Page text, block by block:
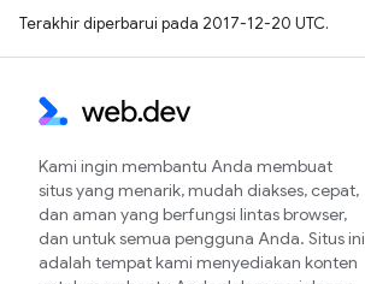
Terakhir diperbarui pada 2017-12-20 UTC.
Kami ingin membantu Anda membuat
situs yang menarik, mudah diakses, cepat,
dan aman yang berfungsi lintas browser,
dan untuk semua pengguna Anda. Situs ini
adalah tempat kami menyediakan konten